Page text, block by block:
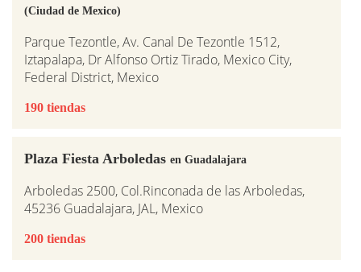
(Ciudad de Mexico)
Parque Tezontle, Av. Canal De Tezontle 1512,
Iztapalapa, Dr Alfonso Ortiz Tirado, Mexico City,
Federal District, Mexico
190 tiendas
Plaza Fiesta Arboledas en Guadalajara
Arboledas 2500, Col.Rinconada de las Arboledas,
45236 Guadalajara, JAL, Mexico
200 tiendas